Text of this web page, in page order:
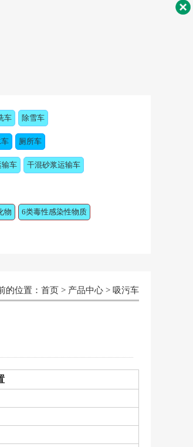
车 除雪车
厕所车
输车 干混砂浆运输车
物 6类毒性感染性物质
的位置： 首页 > 产品中心 > 吸污车